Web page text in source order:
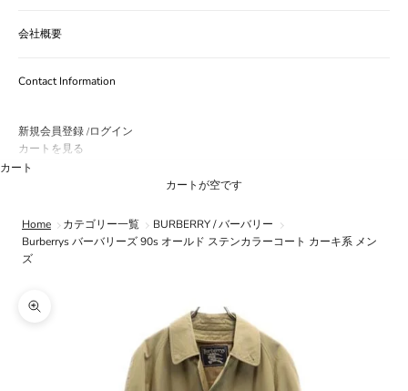
会社概要
Contact Information
新規会員登録 /ログイン
カートを見る
カート
カートが空です
Home カテゴリー一覧
BURBERRY / バーバリー
Burberrys バーバリーズ 90s オールド ステンカラーコート カーキ系 メン
ズ
ズームイン